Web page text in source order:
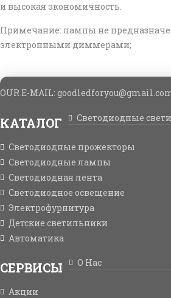
и высокая экономичность.
Примечание: лампы не
электронными диммерами;
OUR E-MAIL:
КАТАЛОГ Светодиодные
Светодиодные прожекторы
Светодиодные лампы
Светодиодная лента
Светодиодное освещение
Электрофурнитура
Детские светильники
Автоматика
СЕРВИСЫ О Нас
Акции